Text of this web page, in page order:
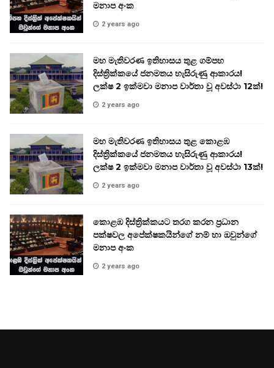
මනාප අංක
2 years ago
මහ මැතිවරණ ඉතිහාසය තුළ ගම්පහ
දිස්ත්‍රික්කයේ ජනමතය හැසිරුණු ආකාරය!
ලක්ෂ 2 ඉක්මවා මනාප වාර්තා වූ අවස්ථා 12ක්!
2 years ago
මහ මැතිවරණ ඉතිහාසය තුළ කොළඹ
දිස්ත්‍රික්කයේ ජනමතය හැසිරුණු ආකාරය!
ලක්ෂ 2 ඉක්මවා මනාප වාර්තා වූ අවස්ථා 13ක්!
2 years ago
කොළඹ දිස්ත්‍රික්කයට තරග කරන ප්‍රධාන
පක්ෂවල අපේක්ෂකයින්ගේ නම් හා ඔවුන්ගේ
මනාප අංක
2 years ago